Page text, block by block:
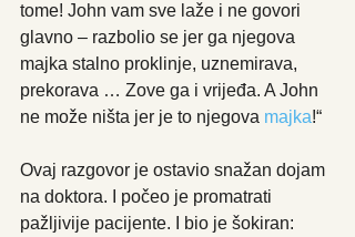
tome! John vam sve laže i ne govori
glavno – razbolio se jer ga njegova
majka stalno proklinje, uznemirava,
prekorava … Zove ga i vrijeđa. A John
ne može ništa jer je to njegova majka!“
Ovaj razgovor je ostavio snažan dojam
na doktora. I počeo je promatrati
pažljivije pacijente. I bio je šokiran: